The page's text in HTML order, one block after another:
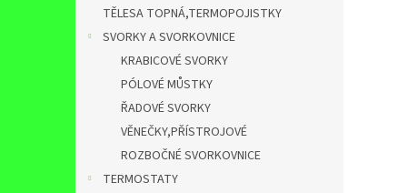
TĚLESA TOPNÁ,TERMOPOJISTKY
SVORKY A SVORKOVNICE
KRABICOVÉ SVORKY
PÓLOVÉ MŮSTKY
ŘADOVÉ SVORKY
VĚNEČKY,PŘÍSTROJOVÉ
ROZBOČNÉ SVORKOVNICE
TERMOSTATY